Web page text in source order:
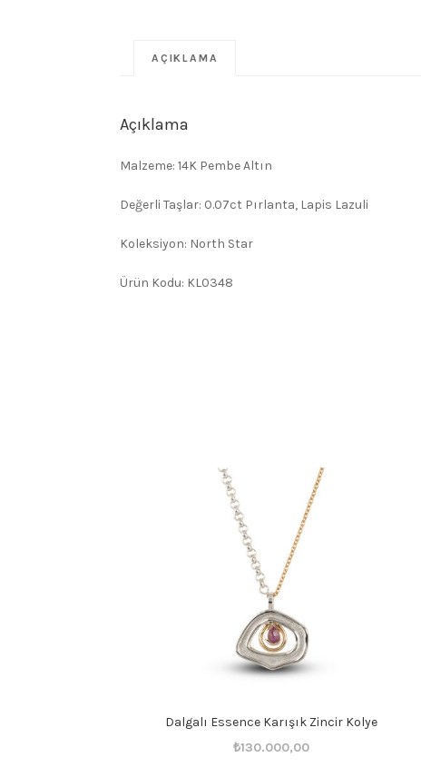
AÇIKLAMA
Açıklama
Malzeme: 14K Pembe Altın
Değerli Taşlar: 0.07ct Pırlanta, Lapis Lazuli
Koleksiyon: North Star
Ürün Kodu: KL0348
Dalgalı Essence Karışık Zincir Kolye
Orijinal
₺130.000,00Şu